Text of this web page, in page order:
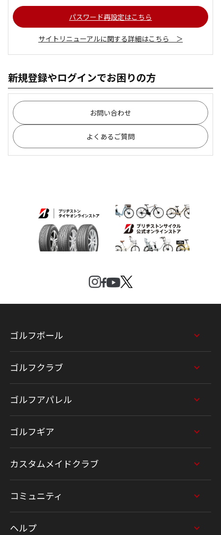
パスワード再設定はこちら
サイトリニューアルに関する詳細はこちら ＞
新規登録やログインでお困りの方
お問い合わせ
よくあるご質問
ゴルフボール
ゴルフクラブ
ゴルフアパレル
ゴルフギア
カスタムメイドクラブ
コミュニティ
ヘルプ